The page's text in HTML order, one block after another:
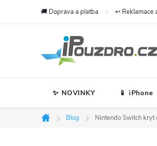
🚚 Doprava a platba ↩️ Reklamace
✨ NOVINKY 📱 iPhone
Domů
Blog Nintendo Switch kryt